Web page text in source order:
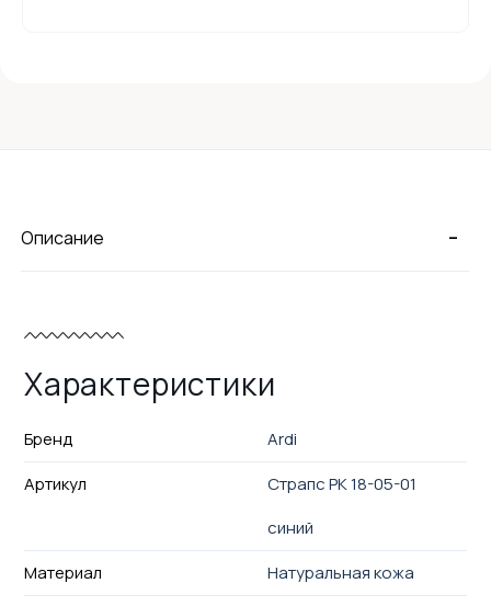
-
Описание
Характеристики
Бренд
Ardi
Артикул
Страпс РК 18-05-01
синий
Материал
Натуральная кожа